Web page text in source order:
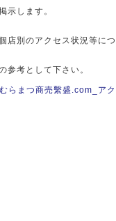
示します。
店別のアクセス状況等に
参考として下さい。
らまつ商売繫盛.com_ア